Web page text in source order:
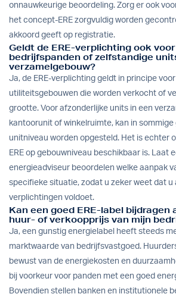
onnauwkeurige beoordeling. Zorg er ook
het concept-ERE zorgvuldig worden
akkoord geeft op registratie.
Geldt de ERE-verplichting ook
bedrijfspanden of zelfstandige
verzamelgebouw?
Ja, de ERE-verplichting geldt in principe
utiliteitsgebouwen die worden verkocht of
grootte. Voor afzonderlijke units in een
kantoorunit of winkelruimte, kan in sommige
unitniveau worden opgesteld. Het is echter
ERE op gebouwniveau beschikbaar is. Laat
energieadviseur beoordelen welke aanpak
specifieke situatie, zodat u zeker weet dat u
verplichtingen voldoet.
Kan een goed ERE-label bijdragen
huur- of verkoopprijs van mijn
Ja, een gunstig energielabel heeft steeds
marktwaarde van bedrijfsvastgoed.
bewust van de energiekosten en
bij voorkeur voor panden met een goed
Bovendien stellen banken en institutionele